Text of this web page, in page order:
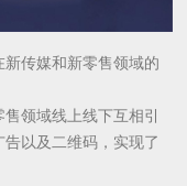
传媒和新零售领域的
领域线上线下互相引
以及二维码，实现了